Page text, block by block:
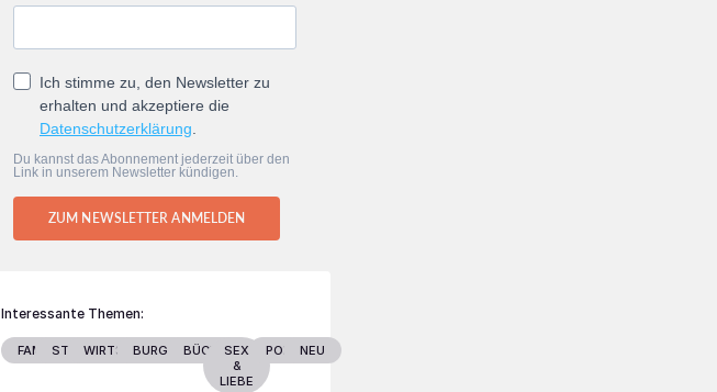
Ich stimme zu, den Newsletter zu
erhalten und akzeptiere die
Datenschutzerklärung
Du kannst das Abonnement jederzeit über den
Link in unserem Newsletter kündigen.
ZUM NEWSLETTER ANMELDEN
Interessante Themen:
FAMILIESTARSWIRTSCHAFTBURGENLANDBÜCHERSEX
&
LIEBE
POLITIKNEU